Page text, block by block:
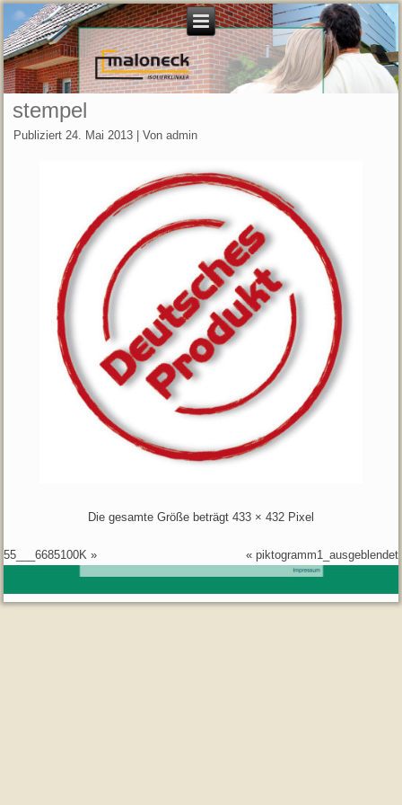
stempel
Publiziert 24. Mai 2013 |Von admin
Die gesamte Größe beträgt 433 × 432 Pixel
55___6685100K » « piktogramm1_ausgeblendet